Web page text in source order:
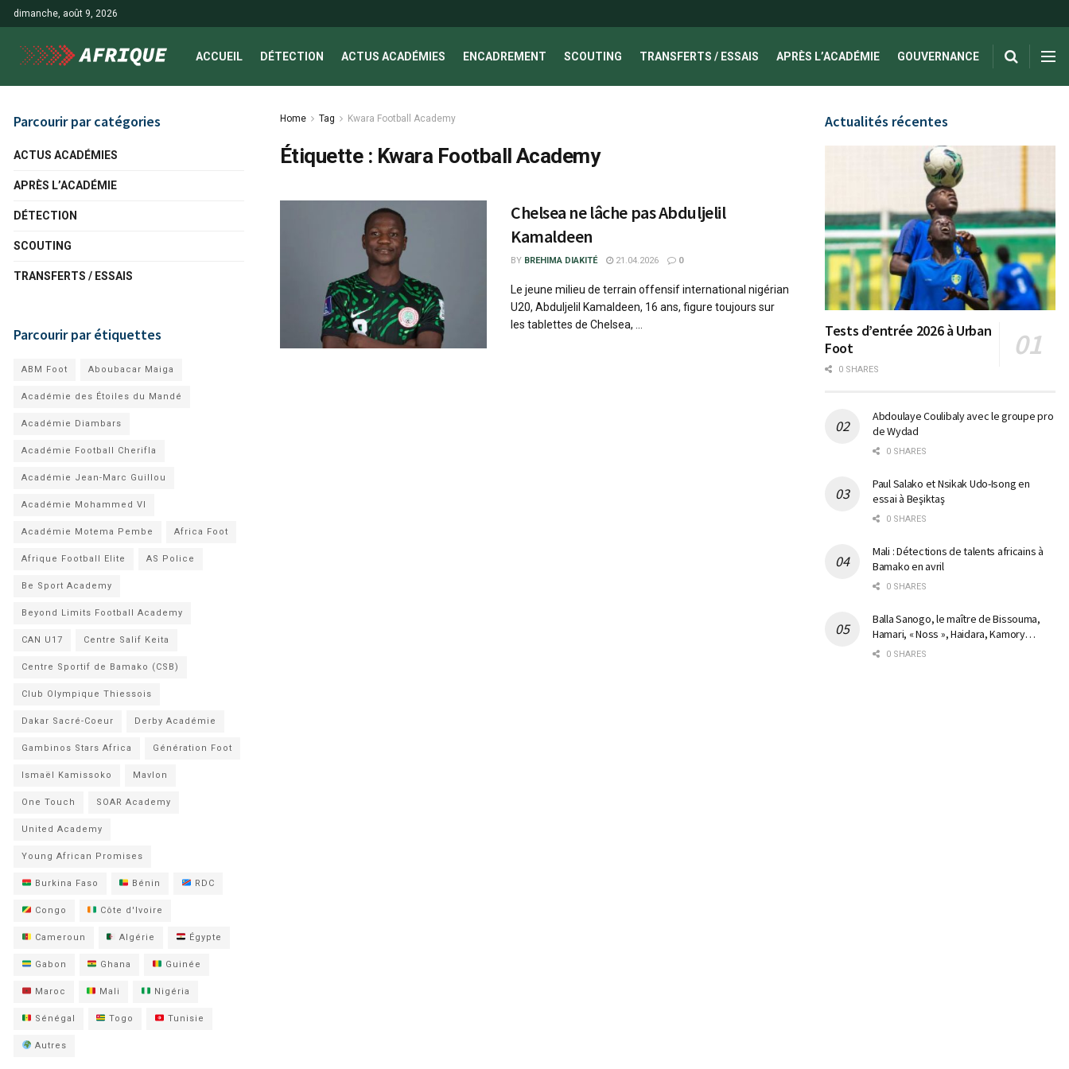
dimanche, août 9, 2026
ACCUEIL DÉTECTION ACTUS ACADÉMIES ENCADREMENT SCOUTING TRANSFERTS / ESSAIS APRÈS L’ACADÉMIE GOUVERNANCE
Home Tag Kwara Football Academy
Étiquette : Kwara Football Academy
Chelsea ne lâche pas Abduljelil
Kamaldeen
BY BREHIMA DIAKITÉ 21.04.2026 0
Le jeune milieu de terrain offensif international nigérian
U20, Abduljelil Kamaldeen, 16 ans, figure toujours sur
les tablettes de Chelsea, ...
Parcourir par catégories
ACTUS ACADÉMIES
APRÈS L’ACADÉMIE
DÉTECTION
SCOUTING
TRANSFERTS / ESSAIS
Parcourir par étiquettes
ABM Foot Aboubacar Maiga
Académie des Étoiles du Mandé
Académie Diambars
Académie Football Cherifla
Académie Jean-Marc Guillou
Académie Mohammed VI
Académie Motema Pembe Africa Foot
Afrique Football Elite AS Police
Be Sport Academy
Beyond Limits Football Academy
CAN U17 Centre Salif Keita
Centre Sportif de Bamako (CSB)
Club Olympique Thiessois
Dakar Sacré-Coeur Derby Académie
Gambinos Stars Africa Génération Foot
Ismaël Kamissoko Mavlon
One Touch SOAR Academy
United Academy
Young African Promises
Burkina Faso Bénin RDC
Congo Côte d'Ivoire
Cameroun Algérie Égypte
Gabon Ghana Guinée
Maroc Mali Nigéria
Sénégal Togo Tunisie
Autres
Actualités récentes
Tests d’entrée 2026 à Urban
Foot
0 SHARES
Abdoulaye Coulibaly avec le groupe pro
de Wydad
0 SHARES
Paul Salako et Nsikak Udo-Isong en
essai à Beşiktaş
0 SHARES
Mali : Détections de talents africains à
Bamako en avril
0 SHARES
Balla Sanogo, le maître de Bissouma,
Hamari, « Noss », Haidara, Kamory…
0 SHARES